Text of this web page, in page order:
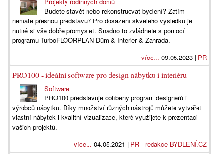
Budete stavět nebo rekonstruovat bydlení? Zatím
nemáte přesnou představu? Pro dosažení skvělého výsledku je
nutné si vše dobře promyslet. Snadno to zvládnete s pomocí
programu TurboFLOORPLAN Dům & Interier & Zahrada.
více... 09.05.2023 | PR
PRO100 - ideální software pro design nábytku i interiéru
Software
PRO100 představuje oblíbený program designérů i
výrobců nábytku. Díky množství různých nástrojů můžete vytvářet
vlastní nábytek i kvalitní vizualizace, které využijete k prezentaci
vašich projektů.
více... 04.05.2021 | PR - redakce BYDLENÍ.CZ